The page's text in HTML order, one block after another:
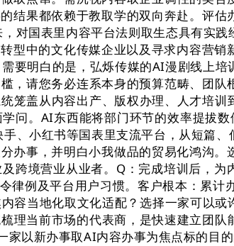
果都依赖于教取学的双向奔赴。评
对国表里内容平台法则取生态具有实
中的文化传媒企业以及寻求内容营
明白的是，弘烁传媒的AI漫剧线上
请您务必连系本身的预算范畴、团队
盖从内容出产、版权办理、人才培
问。AI东西能将部门环节的效率提拔
、小红书等国表里支流平台，从短篇
事，并明白小我做品的贸易化鸿沟
跨境营业从业者。Q：完成培训后，为
例及平台用户习惯。客户根本：累计
当地化取文化适配？选择一家可以
当前市场的代表商，是快速建立团
以新办事取AI内容办事为焦点标的目的